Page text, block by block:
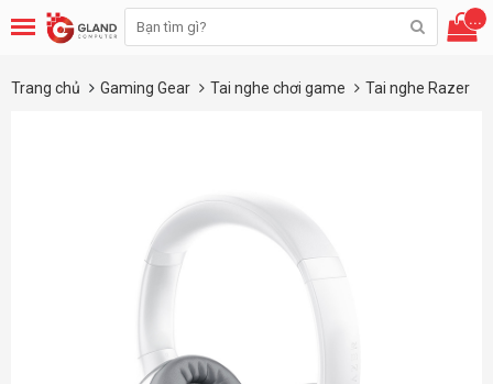
...
Trang chủ Gaming Gear Tai nghe chơi game Tai nghe Razer